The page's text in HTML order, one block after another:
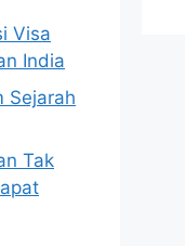
Visa
India
Sejarah
Tak